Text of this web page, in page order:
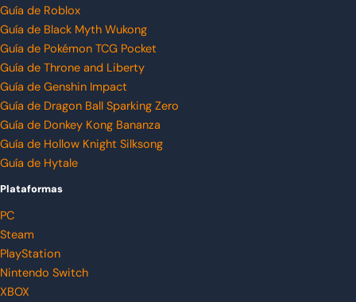
Guía de Roblox
Guía de Black Myth Wukong
Guía de Pokémon TCG Pocket
Guía de Throne and Liberty
Guía de Genshin Impact
Guía de Dragon Ball Sparking Zero
Guía de Donkey Kong Bananza
Guía de Hollow Knight Silksong
Guía de Hytale
Plataformas
PC
Steam
PlayStation
Nintendo Switch
XBOX